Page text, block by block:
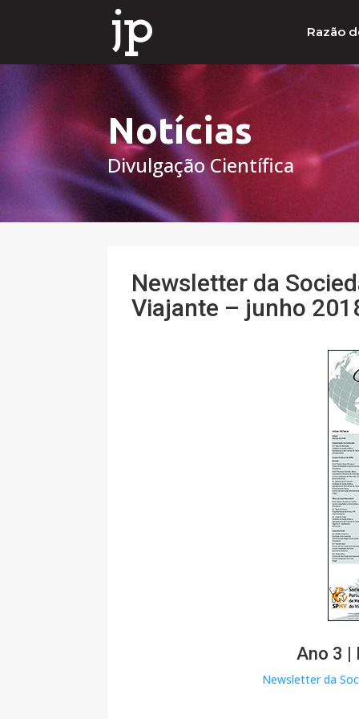
Razão
Notícias
Divulgação Científica
Newsletter da
Viajante – junho
Ano 3 |
Newsletter da